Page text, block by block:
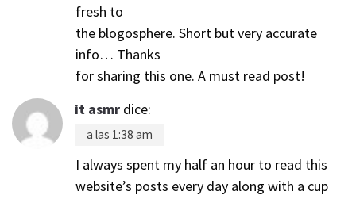
fresh to
the blogosphere. Short but very accurate
info… Thanks
for sharing this one. A must read post!
it asmr dice:
a las 1:38 am
I always spent my half an hour to read this
website’s posts every day along with a cup